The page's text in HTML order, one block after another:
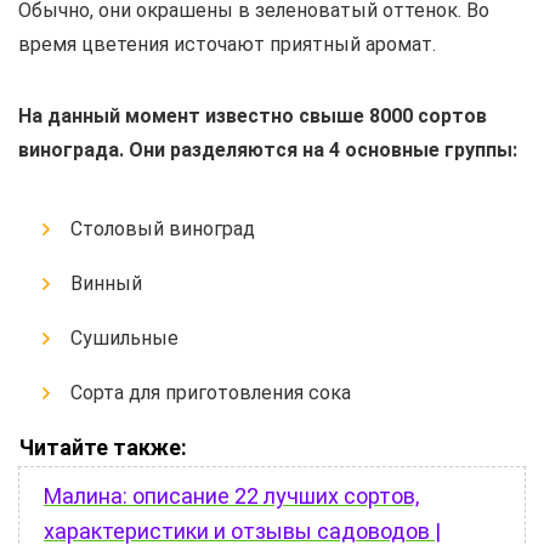
Обычно, они окрашены в зеленоватый оттенок. Во
время цветения источают приятный аромат.
На данный момент известно свыше 8000 сортов
винограда. Они разделяются на 4 основные группы:
Столовый виноград
Винный
Сушильные
Сорта для приготовления сока
Читайте также:
Малина: описание 22 лучших сортов,
характеристики и отзывы садоводов |